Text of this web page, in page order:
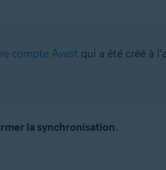
compte Avast qui a été créé à
la synchronisation.